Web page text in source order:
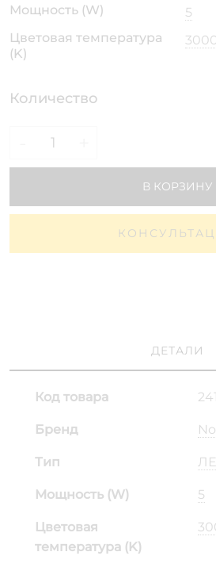
Мощность (W)
5
Цветовая температура
(K)
Количество
В КОРЗИНУ
ДЕТАЛИ
Код товара
Бренд
Тип
Мощность (W) 5
Цветовая
температура (K)